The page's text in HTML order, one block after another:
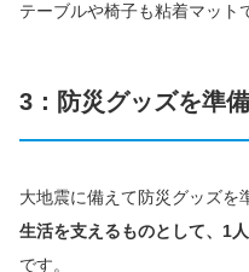
テーブルや椅子も粘着マット
3：防災グッズを準
大地震に備えて防災グッズを
生活を支えるものとして、1
です。